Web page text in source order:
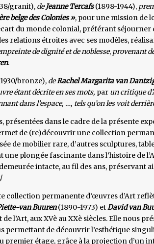
granit), deJeanne Tercafs(1898-1944),
belge des Colonies », pour une mission de
du monde colonial, préférant séjourner
relations étroites avec ses modèles,
de dignité et de noblesse, provenant
.
bronze), deRachel Margarita van
étant décrite en ses mots, par un critique
dans l’espace, …, tels qu’on les voit
présentées dans le cadre de la présente
de (re)découvrir une collection
de mobilier rare, d’autres sculptures,
plongée fascinante dans l’histoire de
intacte, au fil des ans, préservant
collection permanente d’œuvres d’Art
van Buuren(1890-1973) etDavid van
l’Art, aux XVè au XXè siècles. Elle nous
permettant de découvrir l’esthétique
premier étage, grâce à la projection d’un